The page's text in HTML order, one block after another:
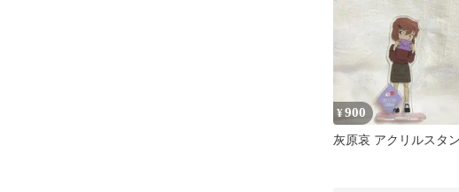
¥900
灰原哀 アクリルスタ